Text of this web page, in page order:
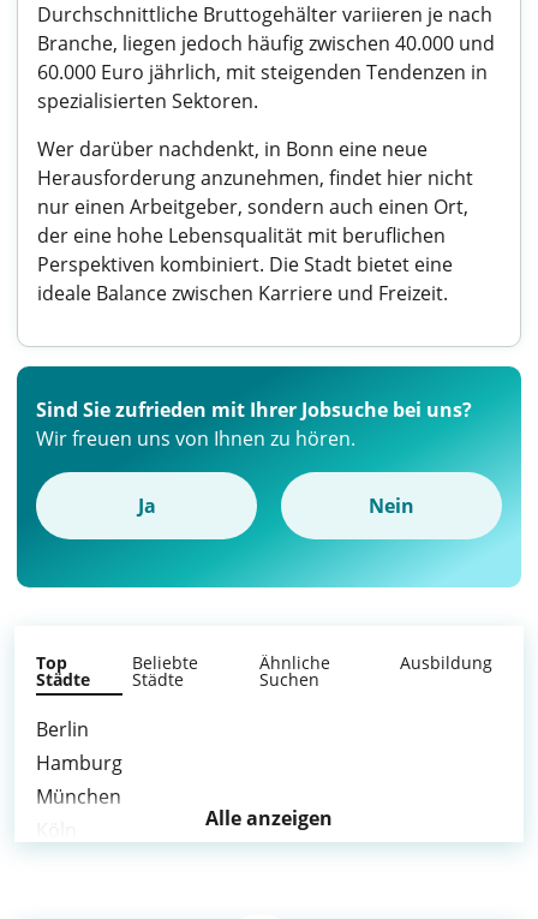
Durchschnittliche Bruttogehälter variieren je nach
Branche, liegen jedoch häufig zwischen 40.000 und
60.000 Euro jährlich, mit steigenden Tendenzen in
spezialisierten Sektoren.
Wer darüber nachdenkt, in Bonn eine neue
Herausforderung anzunehmen, findet hier nicht
nur einen Arbeitgeber, sondern auch einen Ort,
der eine hohe Lebensqualität mit beruflichen
Perspektiven kombiniert. Die Stadt bietet eine
ideale Balance zwischen Karriere und Freizeit.
Sind Sie zufrieden mit Ihrer Jobsuche bei uns?
Wir freuen uns von Ihnen zu hören.
Ja Nein
Top
Städte
Beliebte
Städte
Ähnliche
Suchen
Ausbildung
Berlin
Hamburg
München
Alle anzeigen